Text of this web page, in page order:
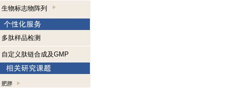
生物标志物阵列
多肽样品检测
自定义肽链合成及GMP
肥胖